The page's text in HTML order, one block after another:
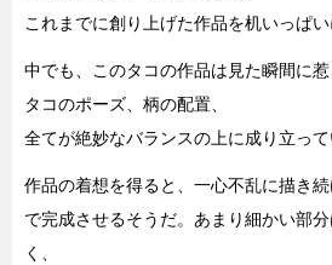
これまでに創り上げた作品を机いっぱい
中でも、このタコの作品は見た瞬間に惹
タコのポーズ、柄の配置、
全てが絶妙なバランスの上に成り立って
作品の着想を得ると、一心不乱に描き
で完成させるそうだ。あまり細かい部
く、